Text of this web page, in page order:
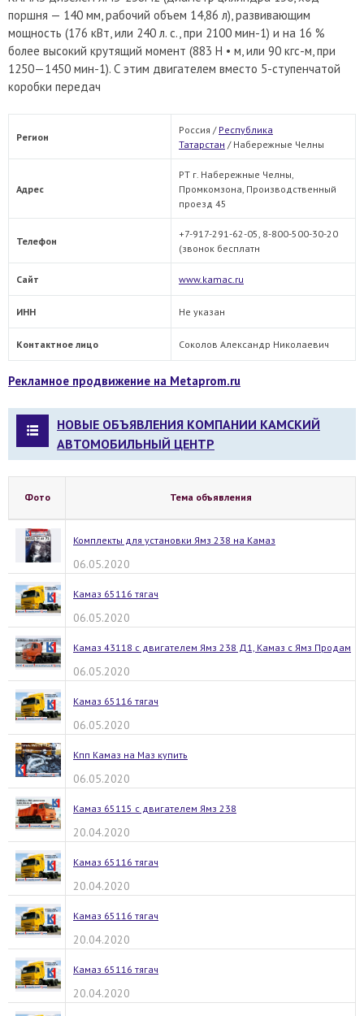
поршня — 140 мм, рабочий объем 14,86 л), развивающим
мощность (176 кВт, или 240 л. с., при 2100 мин-1) и на 16 %
более высокий крутящий момент (883 Н • м, или 90 кгс-м, при
1250—1450 мин-1). С этим двигателем вместо 5-ступенчатой
коробки передач
Регион
Россия / Республика
Татарстан / Набережные Челны
Адрес
РТ г. Набережные Челны,
Промкомзона, Производственный
проезд 45
Телефон
+7-917-291-62-05, 8-800-500-30-20
(звонок бесплатн
Сайт www.kamac.ru
ИНН Не указан
Контактное лицо Соколов Александр Николаевич
Рекламное продвижение на Metaprom.ru
НОВЫЕ ОБЪЯВЛЕНИЯ КОМПАНИИ КАМСКИЙ
АВТОМОБИЛЬНЫЙ ЦЕНТР
Фото Тема объявления
Комплекты для установки Ямз 238 на Камаз
06.05.2020
Камаз 65116 тягач
06.05.2020
Камаз 43118 с двигателем Ямз 238 Д1, Камаз с Ямз Продам
06.05.2020
Камаз 65116 тягач
06.05.2020
Кпп Камаз на Маз купить
06.05.2020
Камаз 65115 с двигателем Ямз 238
20.04.2020
Камаз 65116 тягач
20.04.2020
Камаз 65116 тягач
20.04.2020
Камаз 65116 тягач
20.04.2020